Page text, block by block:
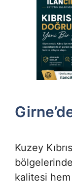
Kuzey
kalitesi